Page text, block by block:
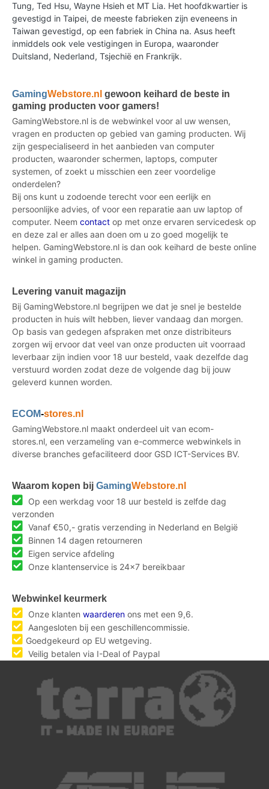
Tung, Ted Hsu, Wayne Hsieh et MT Lia. Het hoofdkwartier is
gevestigd in Taipei, de meeste fabrieken zijn eveneens in
Taiwan gevestigd, op een fabriek in China na. Asus heeft
inmiddels ook vele vestigingen in Europa, waaronder
Duitsland, Nederland, Tsjechië en Frankrijk.
GamingWebstore.nl gewoon keihard de beste in
gaming producten voor gamers!
GamingWebstore.nl is de webwinkel voor al uw wensen,
vragen en producten op gebied van gaming producten. Wij
zijn gespecialiseerd in het aanbieden van computer
producten, waaronder schermen, laptops, computer
systemen, of zoekt u misschien een zeer voordelige
onderdelen?
Bij ons kunt u zodoende terecht voor een eerlijk en
persoonlijke advies, of voor een reparatie aan uw laptop of
computer. Neem contact op met onze ervaren servicedesk op
en deze zal er alles aan doen om u zo goed mogelijk te
helpen. GamingWebstore.nl is dan ook keihard de beste online
winkel in gaming producten.
Levering vanuit magazijn
Bij GamingWebstore.nl begrijpen we dat je snel je bestelde
producten in huis wilt hebben, liever vandaag dan morgen.
Op basis van gedegen afspraken met onze distribiteurs
zorgen wij ervoor dat veel van onze producten uit voorraad
leverbaar zijn indien voor 18 uur besteld, vaak dezelfde dag
verstuurd worden zodat deze de volgende dag bij jouw
geleverd kunnen worden.
ECOM-stores.nl
GamingWebstore.nl maakt onderdeel uit van ecom-
stores.nl, een verzameling van e-commerce webwinkels in
diverse branches gefaciliteerd door GSD ICT-Services BV.
Waarom kopen bij GamingWebstore.nl
Op een werkdag voor 18 uur besteld is zelfde dag
verzonden
Vanaf €50,- gratis verzending in Nederland en België
Binnen 14 dagen retourneren
Eigen service afdeling
Onze klantenservice is 24x7 bereikbaar
Webwinkel keurmerk
Onze klanten waarderen ons met een 9,6.
Aangesloten bij een geschillencommissie.
Goedgekeurd op EU wetgeving.
Veilig betalen via I-Deal of Paypal